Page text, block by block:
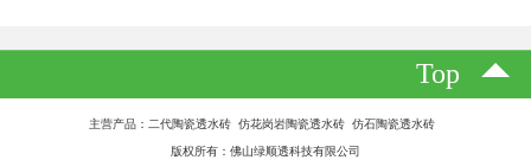
Top
主营产品：二代陶瓷透水砖 仿花岗岩陶瓷透水砖 仿石陶瓷透水砖
版权所有：佛山绿顺透科技有限公司